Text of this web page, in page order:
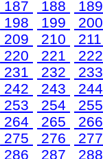
187
188 189
198
199 200
209
210 211
220
221 222
231
232 233
242
243 244
253
254 255
264
265 266
275
276 277
286
287 288